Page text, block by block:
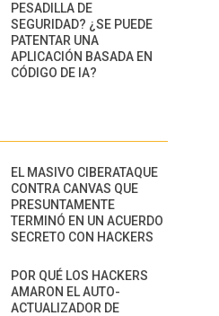
PESADILLA DE
SEGURIDAD? ¿SE PUEDE
PATENTAR UNA
APLICACIÓN BASADA EN
CÓDIGO DE IA?
EL MASIVO CIBERATAQUE
CONTRA CANVAS QUE
PRESUNTAMENTE
TERMINÓ EN UN ACUERDO
SECRETO CON HACKERS
POR QUÉ LOS HACKERS
AMARON EL AUTO-
ACTUALIZADOR DE